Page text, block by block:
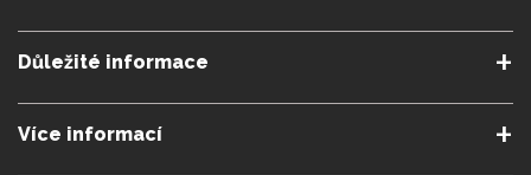
Důležité informace
Více informací